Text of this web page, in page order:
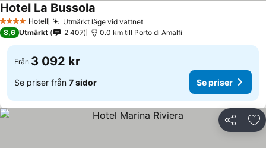
4 StjärnorHotell Utmärkt läge vid vattnet
Hotel La Bussola
8,6 Utmärkt 2 407 0.0 km till Porto di Amalfi
Från 3 092 kr
Se priser från 7 sidor Se priser
Dela